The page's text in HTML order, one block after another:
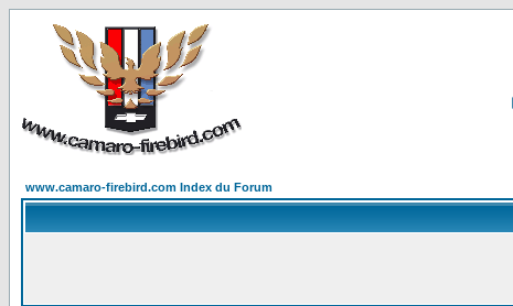
www.camaro-firebird.com Index du Forum